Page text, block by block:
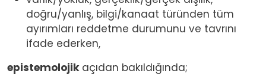
doğru/yanlış, bilgi/kanaat türünden tüm
ayırımları reddetme durumunu ve tavrını
ifade ederken,
epistemolojik açıdan bakıldığında;